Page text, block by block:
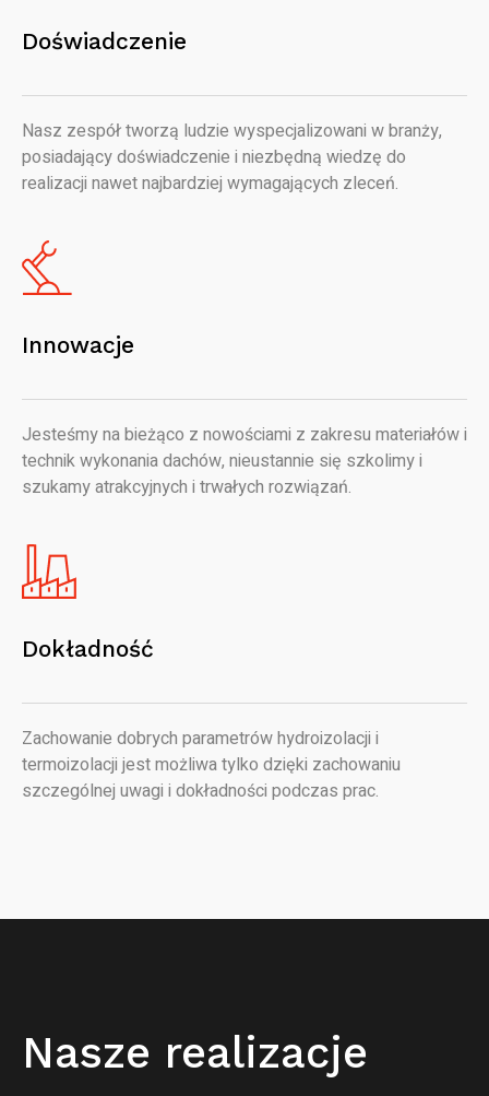
Doświadczenie
Nasz zespół tworzą ludzie wyspecjalizowani w branży,
posiadający doświadczenie i niezbędną wiedzę do
realizacji nawet najbardziej wymagających zleceń.
Innowacje
Jesteśmy na bieżąco z nowościami z zakresu materiałów i
technik wykonania dachów, nieustannie się szkolimy i
szukamy atrakcyjnych i trwałych rozwiązań.
Dokładność
Zachowanie dobrych parametrów hydroizolacji i
termoizolacji jest możliwa tylko dzięki zachowaniu
szczególnej uwagi i dokładności podczas prac.
Nasze realizacje